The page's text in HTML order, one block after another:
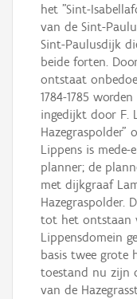
het "Sint-
van de Sint-
Sint-Paulusdijk
beide forten.
ontstaat
1784-1785
ingedijkt door F.
Hazegraspolder"
Lippens is mede-
planner; de
met dijkgraaf
Hazegraspolder.
tot het ontstaan
Lippensdomein
basis twee grote
toestand nu zijn
van de